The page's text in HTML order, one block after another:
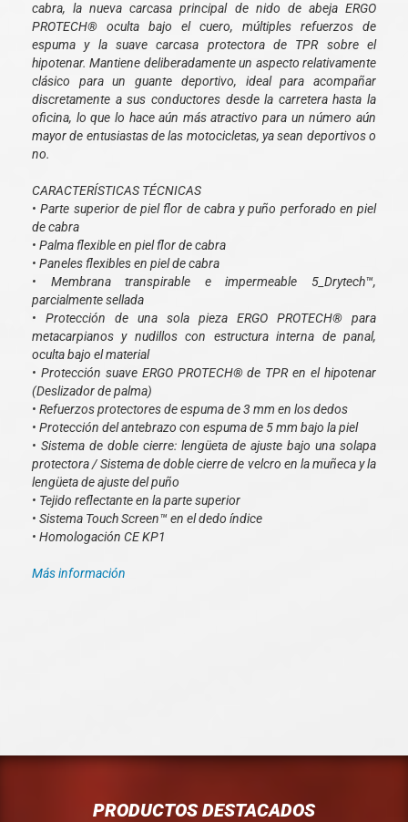
cabra, la nueva carcasa principal de nido de abeja ERGO
PROTECH® oculta bajo el cuero, múltiples refuerzos de
espuma y la suave carcasa protectora de TPR sobre el
hipotenar. Mantiene deliberadamente un aspecto relativamente
clásico para un guante deportivo, ideal para acompañar
discretamente a sus conductores desde la carretera hasta la
oficina, lo que lo hace aún más atractivo para un número aún
mayor de entusiastas de las motocicletas, ya sean deportivos o
no.
CARACTERÍSTICAS TÉCNICAS
• Parte superior de piel flor de cabra y puño perforado en piel
de cabra
• Palma flexible en piel flor de cabra
• Paneles flexibles en piel de cabra
• Membrana transpirable e impermeable 5_Drytech™,
parcialmente sellada
• Protección de una sola pieza ERGO PROTECH® para
metacarpianos y nudillos con estructura interna de panal,
oculta bajo el material
• Protección suave ERGO PROTECH® de TPR en el hipotenar
(Deslizador de palma)
• Refuerzos protectores de espuma de 3 mm en los dedos
• Protección del antebrazo con espuma de 5 mm bajo la piel
• Sistema de doble cierre: lengüeta de ajuste bajo una solapa
protectora / Sistema de doble cierre de velcro en la muñeca y la
lengüeta de ajuste del puño
• Tejido reflectante en la parte superior
• Sistema Touch Screen™ en el dedo índice
• Homologación CE KP1
Más información
PRODUCTOS DESTACADOS